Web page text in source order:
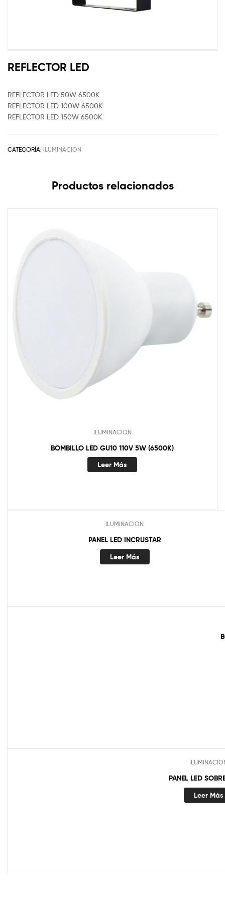
REFLECTOR LED
REFLECTOR LED 50W 6500K
REFLECTOR LED 100W 6500K
REFLECTOR LED 150W 6500K
CATEGORÍA: ILUMINACION
Productos relacionados
ILUMINACION
BOMBILLO LED GU10 110V 5W (6500K)
Leer Más
ILUMINACION
PANEL LED INCRUSTAR
Leer Más
PANEL LED
Leer Más